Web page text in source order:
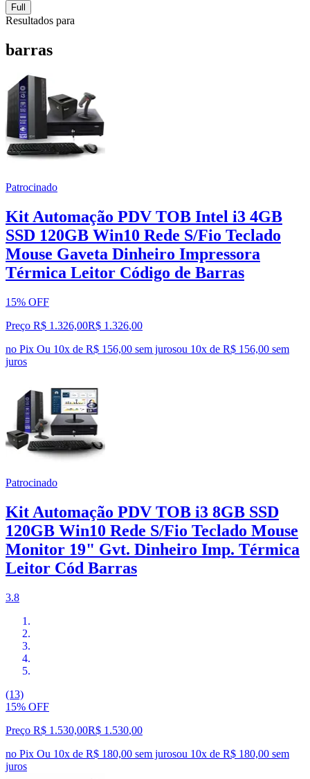
Full
Resultados para
barras
Patrocinado
Kit Automação PDV TOB Intel i3 4GB
SSD 120GB Win10 Rede S/Fio Teclado
Mouse Gaveta Dinheiro Impressora
Térmica Leitor Código de Barras
15% OFF
Preço R$ 1.326,00R$ 1.326,00
no Pix Ou 10x de R$ 156,00 sem jurosou 10x de R$ 156,00 sem
juros
Patrocinado
Kit Automação PDV TOB i3 8GB SSD
120GB Win10 Rede S/Fio Teclado Mouse
Monitor 19" Gvt. Dinheiro Imp. Térmica
Leitor Cód Barras
3.8
(13)
15% OFF
Preço R$ 1.530,00R$ 1.530,00
no Pix Ou 10x de R$ 180,00 sem jurosou 10x de R$ 180,00 sem
juros